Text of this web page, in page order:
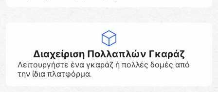
Διαχείριση Πολλαπλών Γκαράζ
Λειτουργήστε ένα γκαράζ ή πολλές δομές από
την ίδια πλατφόρμα.